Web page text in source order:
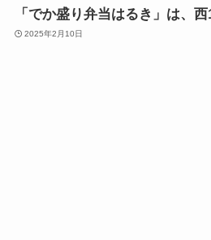
「でか盛り弁当はるき」は、
2025年2月10日